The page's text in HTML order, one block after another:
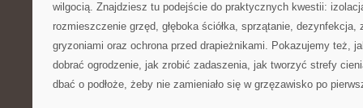
wilgocią. Znajdziesz tu podejście do praktycznych kwestii:
rozmieszczenie grzęd, głęboka ściółka, sprzątanie, dezynfekcja,
gryzoniami oraz ochrona przed drapieżnikami. Pokazujemy też,
dobrać ogrodzenie, jak zrobić zadaszenia, jak tworzyć strefy
dbać o podłoże, żeby nie zamieniało się w grzęzawisko po